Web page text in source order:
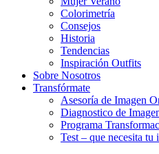
Colorimetría
Consejos
Historia
Tendencias
Inspiración Outfits
Sobre Nosotros
Transfórmate
Asesoría de Imagen
Diagnostico de
Programa
Test – que necesita tu